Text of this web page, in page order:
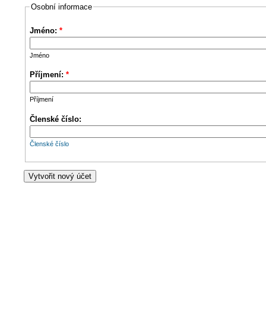
Osobní informace
Jméno: *
Jméno
Příjmení: *
Příjmení
Členské číslo:
Členské číslo